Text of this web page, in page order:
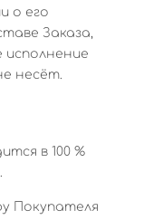
о его
Заказа,
исполнение
несёт.
в 100 %
Покупателя